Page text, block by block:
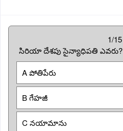
1/15
సిరియా దేశపు సైన్యాధిపతి ఎవరు?
A పోతిపేరు
B గేహజీ
C నయామాను